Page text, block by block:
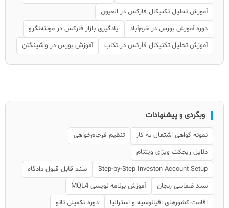
آموزش تحلیل تکنیکال فارکس در العیون
دوره آموزش بورس در خرم‌آباد
یادگیری بازار فارکس در مونته‌نگرو
آموزش تحلیل تکنیکال فارکس در تکاب
آموزش بورس در واشینگتن
وبگردی و پیشنهادات
نمونه گواهی اشتغال به کار
تنظیم فرجام‌خواهی
دلایل ریجکت ویزای ویتنام
Step-by-Step Investon Account Setup
سند قابل قبول دادگاه
سند ضمانتی زنجان
آموزش برنامه نویسی MQL4
اقامت کشورهای اقیانوسیه و استرالیا
دوره تکمیلی تاتو